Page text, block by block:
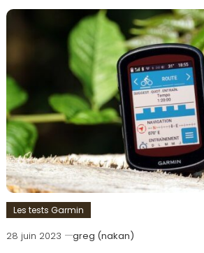
Les tests Garmin
28 juin 2023 greg (nakan)